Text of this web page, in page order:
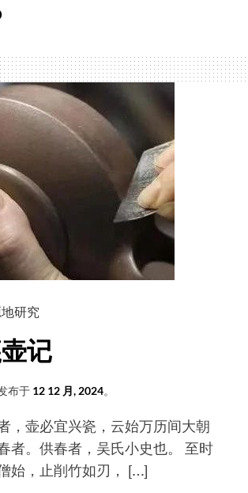
政
协
报
“世
间
茶
具
堪
为
首”
国
家
博
馆
藏
供
春
款
研究
记
布于 12 12 月, 2024。
，壶必宜兴瓷，云始万历间大朝
者。供春者，吴氏小史也。 至时
始，止削竹如刃， […]